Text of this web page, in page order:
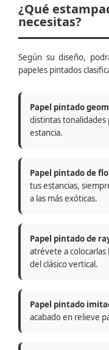
¿Qué
necesitas?
Según su diseño,
papeles pintados
Papel pintado
distintas tonalidades
estancia.
Papel pintado de
tus estancias,
a las más exóticas.
Papel pintado de
atrévete a
del clásico vertical.
Papel pintado
acabado en relieve